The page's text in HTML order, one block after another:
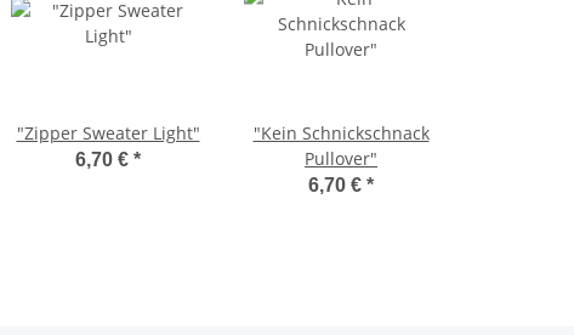
"Zipper Sweater Light"
6,70 € *
"Kein Schnickschnack
Pullover"
6,70 € *